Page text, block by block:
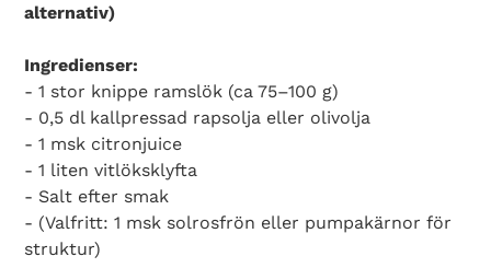
alternativ)
Ingredienser:
- 1 stor knippe ramslök (ca 75–100 g)
- 0,5 dl kallpressad rapsolja eller olivolja
- 1 msk citronjuice
- 1 liten vitlöksklyfta
- Salt efter smak
- (Valfritt: 1 msk solrosfrön eller pumpakärnor för
struktur)